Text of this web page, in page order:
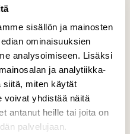
sisällön ja mainosten
ominaisuuksien
analysoimiseen. Lisäksi
ja analytiikka-
siitä, miten käytät
voivat yhdistää näitä
antanut heille tai joita on
palvelujaan.
vai
silmääni selkeästi
Eli olisiko tämä
kuin
Kuvauspaikka